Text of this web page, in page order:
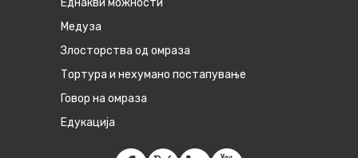
Eднакви можности
Медуза
Злосторства од омраза
Тортура и нехумано постапување
Говор на омраза
Едукација